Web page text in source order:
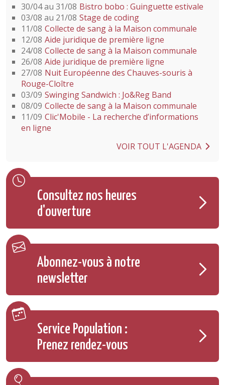
30/04 au 31/08 Bistro bobo : Guinguette estivale
03/08 au 21/08 Stage de coding
11/08 Collecte de sang à la Maison communale
12/08 Aide juridique de première ligne
24/08 Collecte de sang à la Maison communale
26/08 Aide juridique de première ligne
27/08 Nuit Européenne des Chauves-souris à
Rouge-Cloître
03/09 Swinging Sandwich : Jo&Reg Band
08/09 Collecte de sang à la Maison communale
11/09 Clic'Mobile - La recherche d’informations
en ligne
VOIR TOUT L'AGENDA
Consultez nos heures
d'ouverture
Abonnez-vous à notre
newsletter
Service Population :
Prenez rendez-vous